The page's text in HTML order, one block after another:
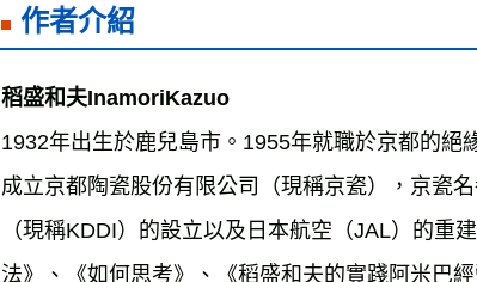
作者介紹
稻盛和夫InamoriKazuo
1932年出生於鹿兒島市。1955年就職於京都的
成立京都陶瓷股份有限公司（現稱京瓷），京瓷
（現稱KDDI）的設立以及日本航空（JAL）的重
法》、《如何思考》、《稻盛和夫的實踐阿米巴